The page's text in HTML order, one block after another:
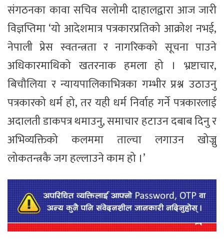
संगठनका कावा सचिव सलोमी दाहालद्वारा आज जारी
विज्ञप्तिमा ‘यो आदेशमात्र पत्रकारप्रतिको आक्रोश नभई,
नेपाली प्रेस स्वतन्त्रता र नागरिकको सूचना पाउने
अधिकारमाथिको खतरनाक हमला हो । भ्रष्टाचार,
बिचौलिया र न्यायपालिकाभित्रका गम्भीर प्रश्न उठाउनु
पत्रकारको धर्म हो, तर यही धर्म निर्वाह गर्ने पत्रकारलाई
अदालती डाकपत्र थमाउनु, समाचार हटाउन दबाब दिनु र
अभिव्यक्तिको कलममा ताल्चा लगाउन खोज्नु
लोकतन्त्रकै जग हल्लाउने काम हो ।’